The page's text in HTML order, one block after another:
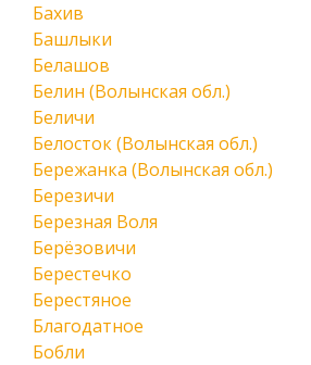
Бахив
Башлыки
Белашов
Белин (Волынская обл.)
Беличи
Белосток (Волынская обл.)
Бережанка (Волынская обл.)
Березичи
Березная Воля
Берёзовичи
Берестечко
Берестяное
Благодатное
Бобли